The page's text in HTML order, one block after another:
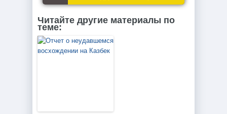
Читайте другие материалы по
теме: